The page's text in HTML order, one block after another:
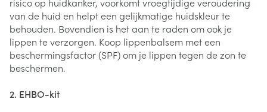
van de huid en helpt een gelijkmatige huidskleur te
behouden. Bovendien is het aan te raden om ook je
lippen te verzorgen. Koop lippenbalsem met een
beschermingsfactor (SPF) om je lippen tegen de zon te
beschermen.
2. EHBO-kit